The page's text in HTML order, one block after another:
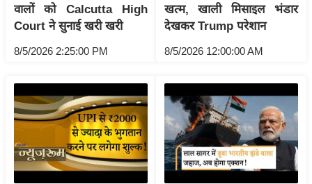
ति
ष
प्र
म
हि
मा
ध
र्म
वालों को Calcutta High
Court ने सुनाई खरी खरी
8/5/2026 2:25:00 PM
खत्म, खाली मिसाइल भंडार
देखकर Trump परेशान
8/5/2026 12:00:00 AM